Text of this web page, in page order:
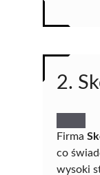
2.
Firma
co
wysoki